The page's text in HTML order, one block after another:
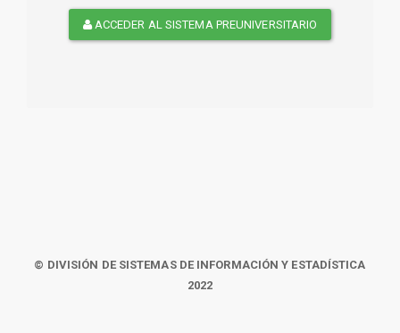
ACCEDER AL SISTEMA PREUNIVERSITARIO
© DIVISIÓN DE SISTEMAS DE INFORMACIÓN Y ESTADÍSTICA
2022